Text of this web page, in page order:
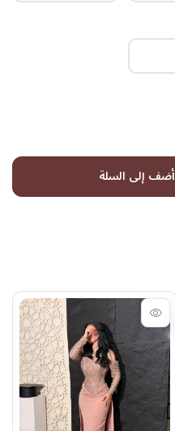
أضف إلى السلة